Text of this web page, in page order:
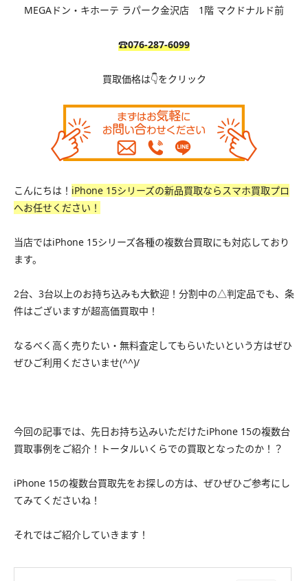
MEGAドン・キホーテ ラパーク金沢店 1階 マクドナルド前
☎076-287-6099
買取価格は👇をクリック
こんにちは！ iPhone 15シリーズの新品買取ならスマホ買取プロ
へお任せください！
当店ではiPhone 15シリーズ各種の複数台買取にも対応しており
ます。
2台、3台以上のお持ち込みも大歓迎！分割中の△判定品でも、条
件はございますが超高価買取中！
なるべく高く売りたい・無料査定してもらいたいという方はぜひ
ぜひご利用くださいませ(^^)/
今回の記事では、先日お持ち込みいただけたiPhone 15の複数台
買取事例をご紹介！トータルいくらでの買取となったのか！？
iPhone 15の複数台買取先をお探しの方は、ぜひぜひご参考にし
てみてくださいね！
それではご紹介していきます！